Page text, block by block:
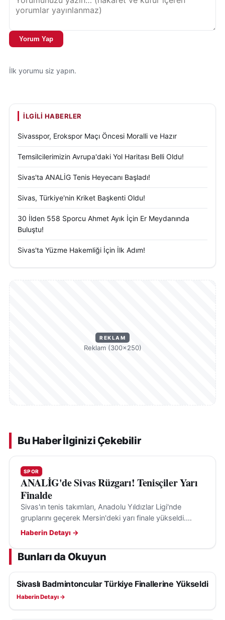
Yorum Yap
İlk yorumu siz yapın.
İLGILI HABERLER
Sivasspor, Erokspor Maçı Öncesi Moralli ve Hazır
Temsilcilerimizin Avrupa'daki Yol Haritası Belli Oldu!
Sivas'ta ANALİG Tenis Heyecanı Başladı!
Sivas, Türkiye'nin Kriket Başkenti Oldu!
30 İlden 558 Sporcu Ahmet Ayık İçin Er Meydanında
Buluştu!
Sivas'ta Yüzme Hakemliği İçin İlk Adım!
REKLAM
Reklam (300×250)
Bu Haber İlginizi Çekebilir
SPOR
ANALİG'de Sivas Rüzgarı! Tenisçiler Yarı
Finalde
Sivas'ın tenis takımları, Anadolu Yıldızlar Ligi'nde
gruplarını geçerek Mersin'deki yarı finale yükseldi.
Başarıları, Sivas sporunun gelişimini gösteriyor.
Haberin Detayı →
Bunları da Okuyun
SPOR
Sivaslı Badmintoncular Türkiye Finallerine Yükseldi
Haberin Detayı →